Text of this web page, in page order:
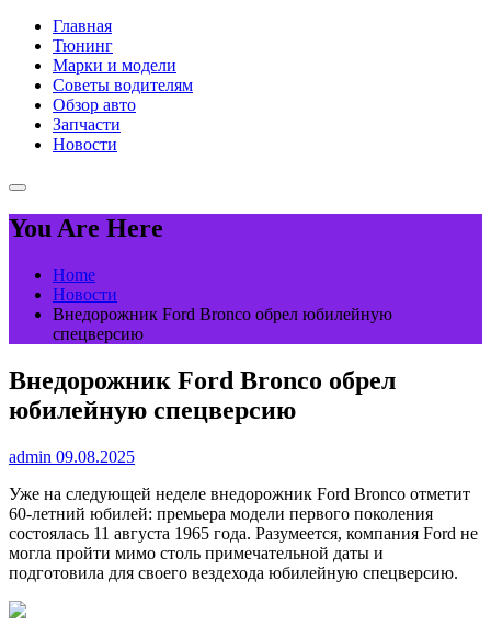
Главная
Тюнинг
Марки и модели
Советы водителям
Обзор авто
Запчасти
Новости
You Are Here
Home
Новости
Внедорожник Ford Bronco обрел юбилейную
спецверсию
Внедорожник Ford Bronco обрел
юбилейную спецверсию
admin 09.08.2025
Уже на следующей неделе внедорожник Ford Bronco отметит
60-летний юбилей: премьера модели первого поколения
состоялась 11 августа 1965 года. Разумеется, компания Ford не
могла пройти мимо столь примечательной даты и
подготовила для своего вездехода юбилейную спецверсию.